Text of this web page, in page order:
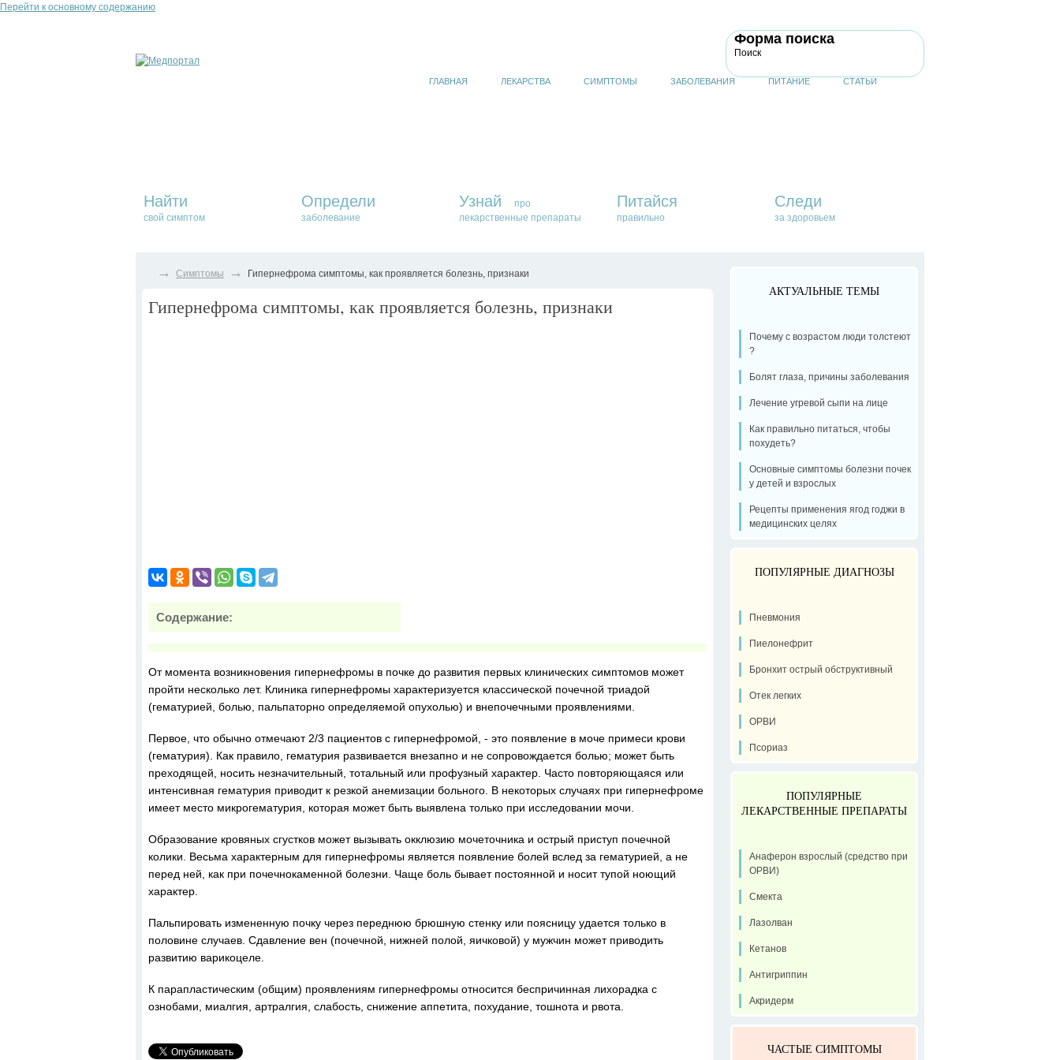
Перейти к основному содержанию
Форма поиска
Поиск
ГЛАВНАЯ ЛЕКАРСТВА СИМПТОМЫ ЗАБОЛЕВАНИЯ ПИТАНИЕ СТАТЬИ
Найти
свой симптом
Определи
заболевание
Узнай
про
лекарственные препараты
Питайся
правильно
Следи
за здоровьем
→ Симптомы → Гипернефрома симптомы, как проявляется болезнь, признаки
Гипернефрома симптомы, как проявляется болезнь, признаки
Содержание:
От момента возникновения гипернефромы в почке до развития первых клинических симптомов может
пройти несколько лет. Клиника гипернефромы характеризуется классической почечной триадой
(гематурией, болью, пальпаторно определяемой опухолью) и внепочечными проявлениями.
Первое, что обычно отмечают 2/3 пациентов с гипернефромой, - это появление в моче примеси крови
(гематурия). Как правило, гематурия развивается внезапно и не сопровождается болью; может быть
преходящей, носить незначительный, тотальный или профузный характер. Часто повторяющаяся или
интенсивная гематурия приводит к резкой анемизации больного. В некоторых случаях при гипернефроме
имеет место микрогематурия, которая может быть выявлена только при исследовании мочи.
Образование кровяных сгустков может вызывать окклюзию мочеточника и острый приступ почечной
колики. Весьма характерным для гипернефромы является появление болей вслед за гематурией, а не
перед ней, как при почечнокаменной болезни. Чаще боль бывает постоянной и носит тупой ноющий
характер.
Пальпировать измененную почку через переднюю брюшную стенку или поясницу удается только в
половине случаев. Сдавление вен (почечной, нижней полой, яичковой) у мужчин может приводить
развитию варикоцеле.
К парапластическим (общим) проявлениям гипернефромы относится беспричинная лихорадка с
ознобами, миалгия, артралгия, слабость, снижение аппетита, похудание, тошнота и рвота.
АКТУАЛЬНЫЕ ТЕМЫ
Почему с возрастом люди толстеют
?
Болят глаза, причины заболевания
Лечение угревой сыпи на лице
Как правильно питаться, чтобы
похудеть?
Основные симптомы болезни почек
у детей и взрослых
Рецепты применения ягод годжи в
медицинских целях
ПОПУЛЯРНЫЕ ДИАГНОЗЫ
Пневмония
Пиелонефрит
Бронхит острый обструктивный
Отек легких
ОРВИ
Псориаз
ПОПУЛЯРНЫЕ
ЛЕКАРСТВЕННЫЕ ПРЕПАРАТЫ
Анаферон взрослый (средство при
ОРВИ)
Смекта
Лазолван
Кетанов
Антигриппин
Акридерм
ЧАСТЫЕ СИМПТОМЫ